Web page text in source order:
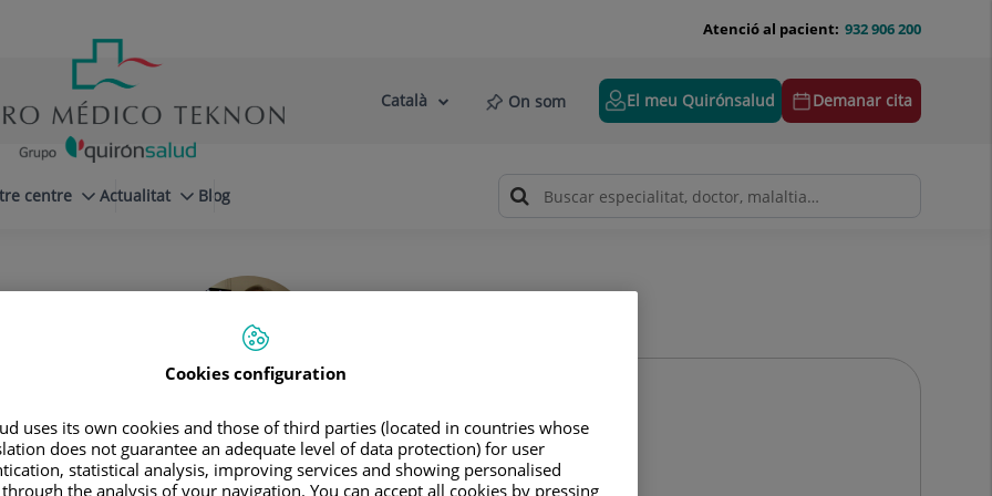
932 906 200
Atenció al pacient:
Selector
Llenguatge
Català On som El meu Quirónsalud Demanar cita
centre Actualitat Blog
CésarGarcía Madrid
Cookies configuration
uses its own cookies and those of third parties (located in countries whose
does not guarantee an adequate level of data protection) for user
statistical analysis, improving services and showing personalised
the analysis of your navigation. You can accept all cookies by pressing